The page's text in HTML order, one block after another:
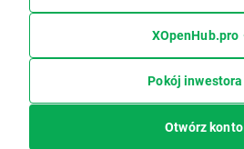
XOpenHub.pro
Pokój inwestora
Otwórz konto